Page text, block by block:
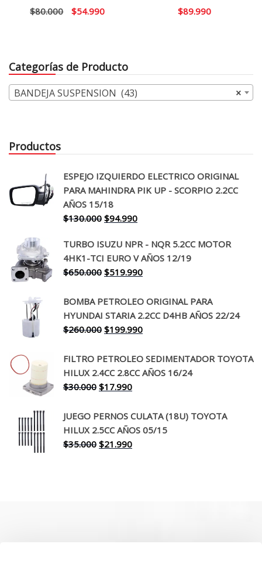
$80.000
El
$80.000.
$54.990El
$54.990.
$89.990
Categorías de Producto
×
BANDEJA SUSPENSION (43)
Productos
ESPEJO IZQUIERDO ELECTRICO ORIGINAL
PARA MAHINDRA PIK UP - SCORPIO 2.2CC
AÑOS 15/18
$130.000 El
original
era:
$130.000.
$94.990El
actual
es:
$94.990.
TURBO ISUZU NPR - NQR 5.2CC MOTOR
4HK1-TCI EURO V AÑOS 12/19
$650.000 El
original
era:
$650.000.
$519.990El
actual
es:
$519.990.
BOMBA PETROLEO ORIGINAL PARA
HYUNDAI STARIA 2.2CC D4HB AÑOS 22/24
$260.000 El
original
era:
$260.000.
$199.990El
actual
es:
FILTRO PETROLEO SEDIMENTADOR TOYOTA
HILUX 2.4CC 2.8CC AÑOS 16/24
$30.000 El
original
era:
$30.000.
$17.990El
actual
es:
$17.990.
JUEGO PERNOS CULATA (18U) TOYOTA
HILUX 2.5CC AÑOS 05/15
$35.000 El
$21.990El